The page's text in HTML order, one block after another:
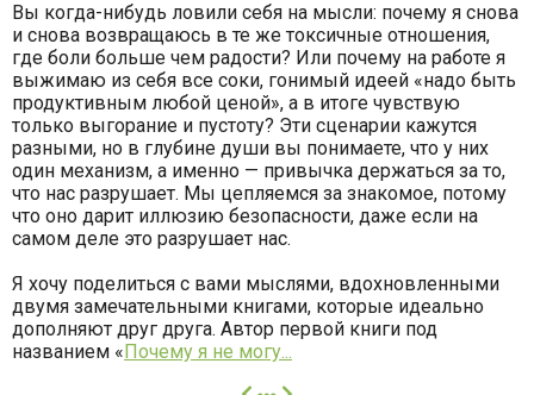
Вы когда-нибудь ловили себя на мысли: почему я снова
и снова возвращаюсь в те же токсичные отношения,
где боли больше чем радости? Или почему на работе я
выжимаю из себя все соки, гонимый идеей «надо быть
продуктивным любой ценой», а в итоге чувствую
только выгорание и пустоту? Эти сценарии кажутся
разными, но в глубине души вы понимаете, что у них
один механизм, а именно — привычка держаться за то,
что нас разрушает. Мы цепляемся за знакомое, потому
что оно дарит иллюзию безопасности, даже если на
самом деле это разрушает нас.
Я хочу поделиться с вами мыслями, вдохновленными
двумя замечательными книгами, которые идеально
дополняют друг друга. Автор первой книги под
названием « Почему я не могу...